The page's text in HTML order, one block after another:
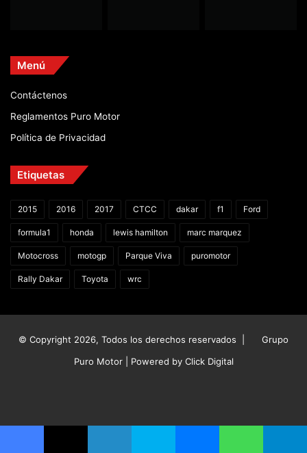
Menú
Contáctenos
Reglamentos Puro Motor
Política de Privacidad
Etiquetas
2015 2016 2017 CTCC dakar f1 Ford
formula1 honda lewis hamilton marc marquez
Motocross motogp Parque Viva puromotor
Rally Dakar Toyota wrc
© Copyright 2026, Todos los derechos reservados |
Grupo
Puro Motor | Powered by Click Digital